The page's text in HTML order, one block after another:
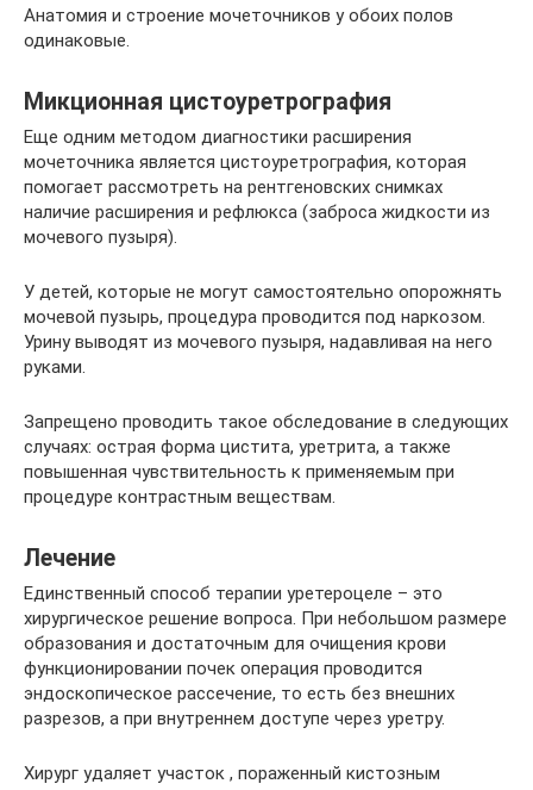
Анатомия и строение мочеточников у обоих полов
одинаковые.
Микционная цистоуретрография
Еще одним методом диагностики расширения
мочеточника является цистоуретрография, которая
помогает рассмотреть на рентгеновских снимках
наличие расширения и рефлюкса (заброса жидкости из
мочевого пузыря).
У детей, которые не могут самостоятельно опорожнять
мочевой пузырь, процедура проводится под наркозом.
Урину выводят из мочевого пузыря, надавливая на него
руками.
Запрещено проводить такое обследование в следующих
случаях: острая форма цистита, уретрита, а также
повышенная чувствительность к применяемым при
процедуре контрастным веществам.
Лечение
Единственный способ терапии уретероцеле – это
хирургическое решение вопроса. При небольшом размере
образования и достаточным для очищения крови
функционировании почек операция проводится
эндоскопическое рассечение, то есть без внешних
разрезов, а при внутреннем доступе через уретру.
Хирург удаляет участок , пораженный кистозным